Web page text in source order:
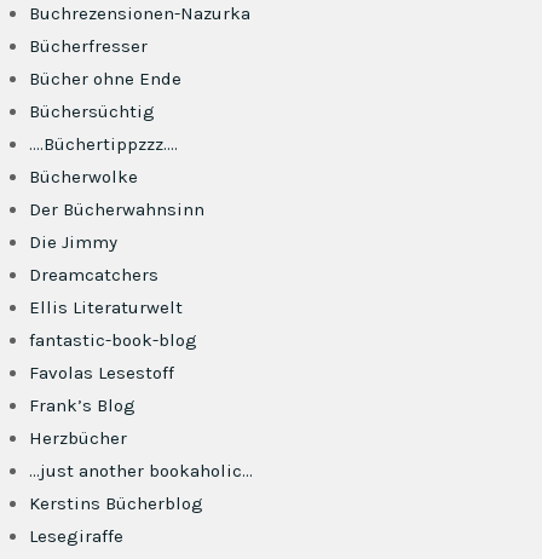
Buchrezensionen-Nazurka
Bücherfresser
Bücher ohne Ende
Büchersüchtig
….Büchertippzzz….
Bücherwolke
Der Bücherwahnsinn
Die Jimmy
Dreamcatchers
Ellis Literaturwelt
fantastic-book-blog
Favolas Lesestoff
Frank’s Blog
Herzbücher
…just another bookaholic…
Kerstins Bücherblog
Lesegiraffe